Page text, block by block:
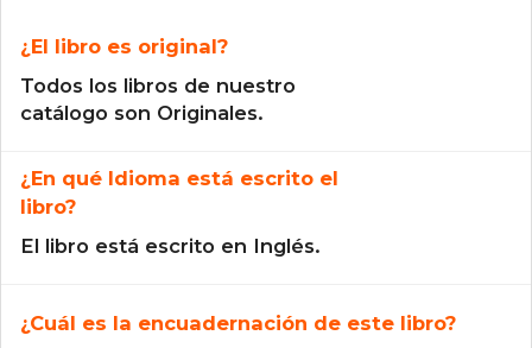
¿El libro es original?
Todos los libros de nuestro
catálogo son Originales.
¿En qué Idioma está escrito el
libro?
El libro está escrito en Inglés.
¿Cuál es la encuadernación de este libro?